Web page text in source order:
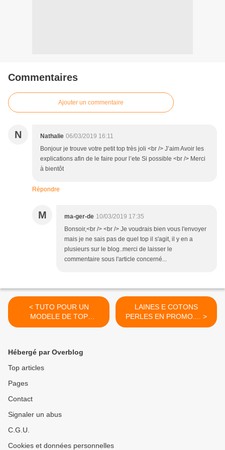
Commentaires
Ajouter un commentaire
N Nathalie 06/03/2019 16:11
Bonjour je trouve votre petit top très joli <br /> J’aim Avoir les
explications afin de le faire pour l’ete Si possible <br /> Merci
à bientôt
Répondre
M ma-ger-de 10/03/2019 17:35
Bonsoir,<br /> <br /> Je voudrais bien vous l'envoyer
mais je ne sais pas de quel top il s'agit, il y en a
plusieurs sur le blog..merci de laisser le
commentaire sous l'article concerné...
< TUTO POUR UN
MODELE DE TOP
TUNIQUE AU CROCHET..
LAINES E COTONS
PERLES EN PROMO.... >
Hébergé par Overblog
Top articles
Pages
Contact
Signaler un abus
C.G.U.
Cookies et données personnelles